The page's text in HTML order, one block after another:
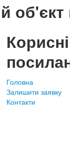
об'єкт
Корисні
Головна
Залишити заявку
Контакти